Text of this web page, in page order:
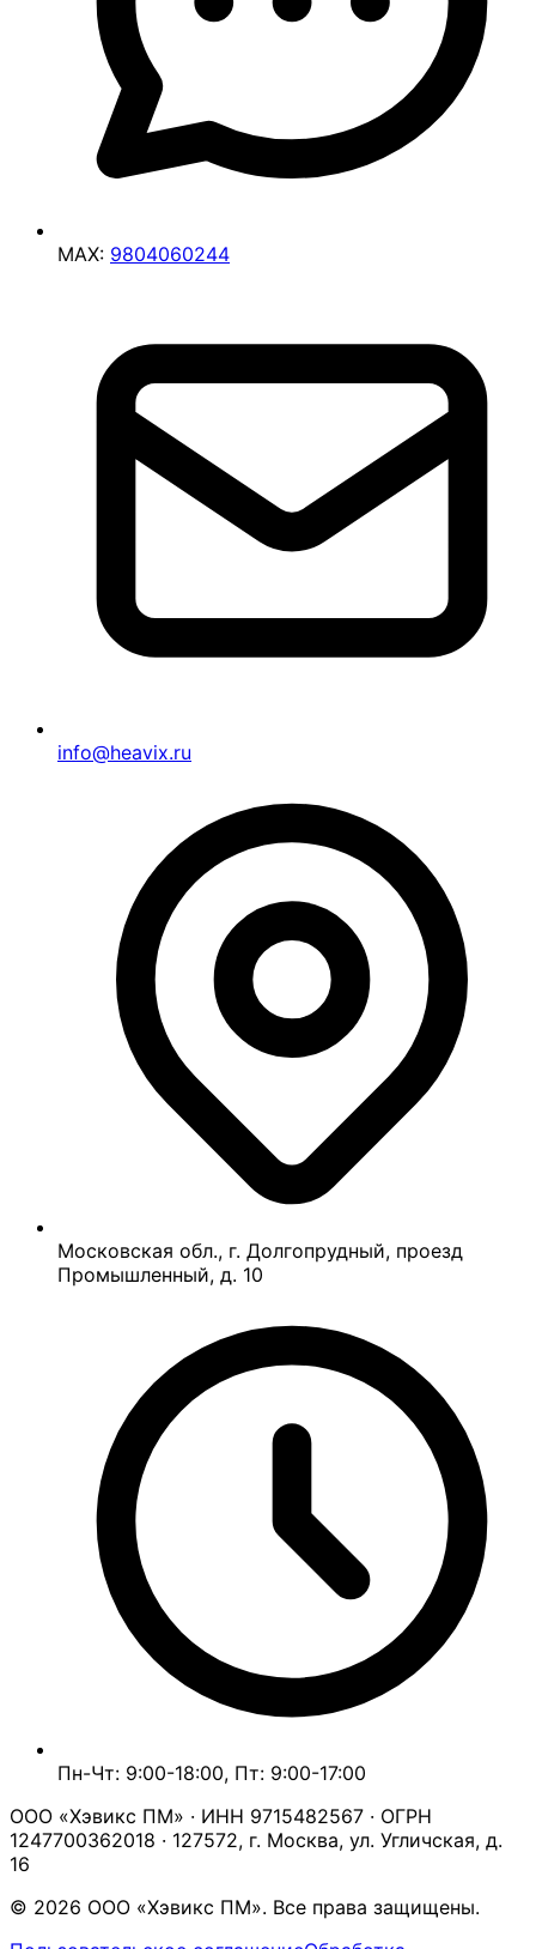
MAX: 9804060244
info@heavix.ru
Московская обл., г. Долгопрудный, проезд
Промышленный, д. 10
Пн-Чт: 9:00-18:00, Пт: 9:00-17:00
ООО «Хэвикс ПМ» · ИНН 9715482567 · ОГРН
1247700362018 · 127572, г. Москва, ул. Угличская, д.
16
© 2026 ООО «Хэвикс ПМ». Все права защищены.